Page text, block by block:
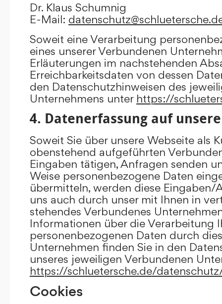
Dr. Klaus Schumnig
E-Mail:
Soweit eine Verarbeitung
eines unserer Verbundenen
Erläuterungen im nachstehenden
Erreichbarkeitsdaten von dessen
den Datenschutzhinweisen des
Unternehmens unter https://
4. Datenerfassung auf
Soweit Sie über unsere Webseite als
obenstehend aufgeführten
Eingaben tätigen, Anfragen senden
Weise personenbezogene Daten
übermitteln, werden diese
uns auch durch unser mit Ihnen in
stehendes Verbundenes
Informationen über die Verarbeitung
personenbezogenen Daten durch
Unternehmen finden Sie in den
unseres jeweiligen Verbundenen
https://schluetersche.de/
Cookies